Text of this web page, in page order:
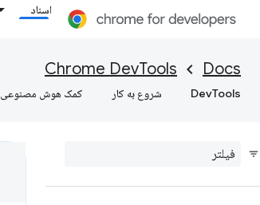
اسناد
Docs
Chrome DevTools
DevTools شروع به کار کمک هوش مصنوعی